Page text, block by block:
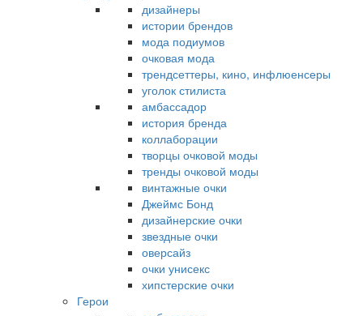
дизайнеры
истории брендов
мода подиумов
очковая мода
трендсеттеры, кино, инфлюенсеры
уголок стилиста
амбассадор
история бренда
коллаборации
творцы очковой моды
тренды очковой моды
винтажные очки
Джеймс Бонд
дизайнерские очки
звездные очки
оверсайз
очки унисекс
хипстерские очки
Герои